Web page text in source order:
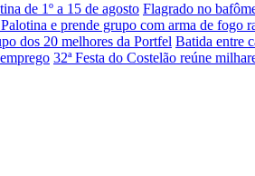
de 1º a 15 de agosto Flagrado no
e prende grupo com arma de fogo
dos 20 melhores da Portfel Batida entre
32ª Festa do Costelão reúne